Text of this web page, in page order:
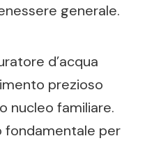
generale.
d’acqua
prezioso
nucleo familiare.
fondamentale per